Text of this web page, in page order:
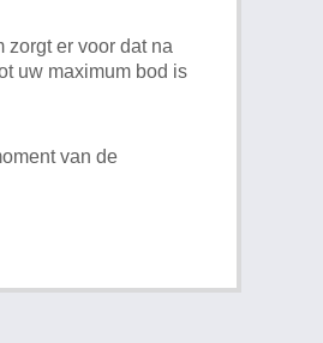
zorgt er voor dat na
uw maximum bod is
van de